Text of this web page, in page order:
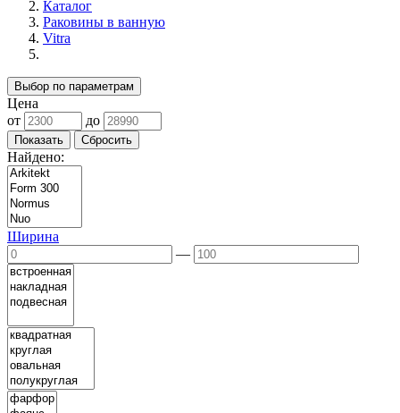
Каталог
Раковины в ванную
Vitra
Выбор по параметрам
Цена
от
до
Найдено:
Ширина
—